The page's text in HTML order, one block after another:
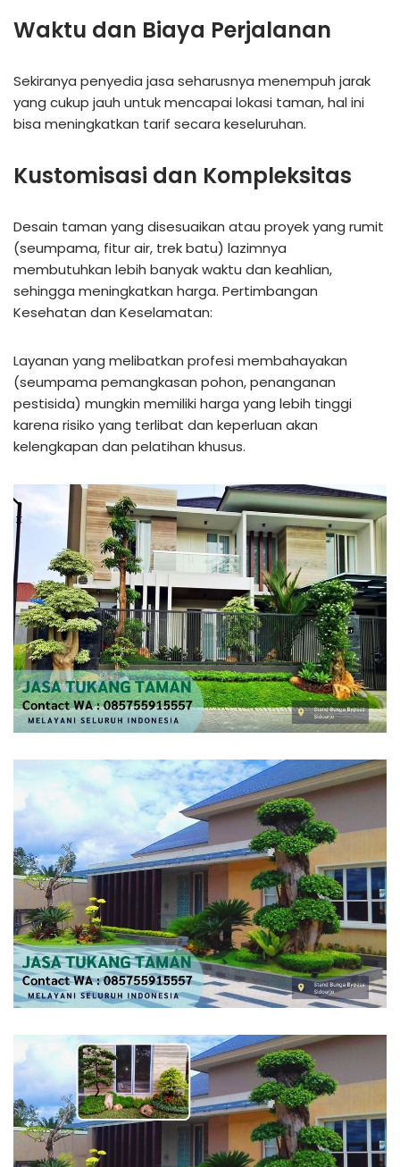
Waktu dan Biaya Perjalanan
Sekiranya penyedia jasa seharusnya menempuh jarak
yang cukup jauh untuk mencapai lokasi taman, hal ini
bisa meningkatkan tarif secara keseluruhan.
Kustomisasi dan Kompleksitas
Desain taman yang disesuaikan atau proyek yang rumit
(seumpama, fitur air, trek batu) lazimnya
membutuhkan lebih banyak waktu dan keahlian,
sehingga meningkatkan harga. Pertimbangan
Kesehatan dan Keselamatan:
Layanan yang melibatkan profesi membahayakan
(seumpama pemangkasan pohon, penanganan
pestisida) mungkin memiliki harga yang lebih tinggi
karena risiko yang terlibat dan keperluan akan
kelengkapan dan pelatihan khusus.